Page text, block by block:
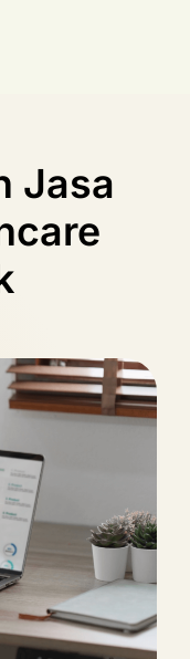
Jasa